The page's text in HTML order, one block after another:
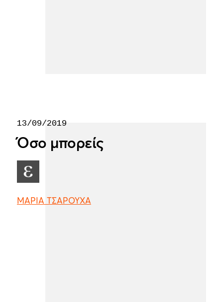
13/09/2019
Όσο μπορείς
ΜΑΡΙΑ ΤΣΑΡΟΥΧΑ